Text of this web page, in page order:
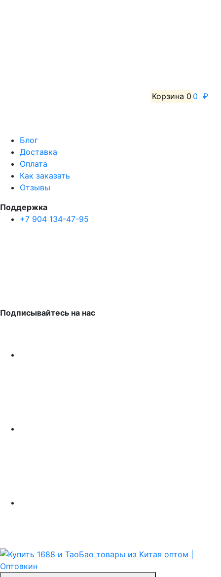
Корзина 0 0 ₽
Блог
Доставка
Оплата
Как заказать
Отзывы
Поддержка
+7 904 134-47-95
Подписывайтесь на нас